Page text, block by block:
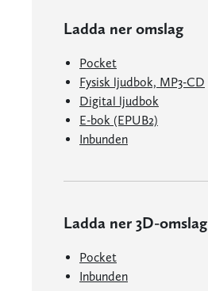
Ladda ner omslag
Pocket
Fysisk ljudbok, MP3-CD
Digital ljudbok
E-bok (EPUB2)
Inbunden
Ladda ner 3D-omslag
Pocket
Inbunden